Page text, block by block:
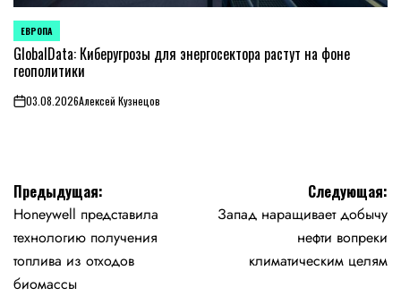
ОПУБЛИКОВАНО
В
ЕВРОПА
GlobalData: Киберугрозы для энергосектора растут на фоне
геополитики
on03.08.2026Алексей Кузнецов
Навигация
по
записям
Предыдущая:
Honeywell представила
технологию получения
топлива из отходов
биомассы
Следующая:
Запад наращивает добычу
нефти вопреки
климатическим целям